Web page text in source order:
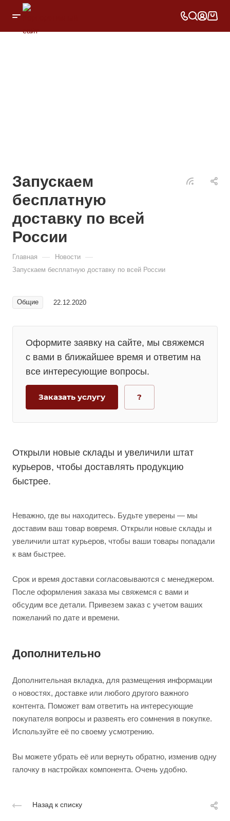
Запускаем
бесплатную
доставку по всей
России
Главная — Новости —
Запускаем бесплатную доставку по всей России
Общие 22.12.2020
Оформите заявку на сайте, мы свяжемся
с вами в ближайшее время и ответим на
все интересующие вопросы.
Заказать услугу ?
Открыли новые склады и увеличили штат
курьеров, чтобы доставлять продукцию
быстрее.
Неважно, где вы находитесь. Будьте уверены — мы
доставим ваш товар вовремя. Открыли новые склады и
увеличили штат курьеров, чтобы ваши товары попадали
к вам быстрее.
Срок и время доставки согласовываются с менеджером.
После оформления заказа мы свяжемся с вами и
обсудим все детали. Привезем заказ с учетом ваших
пожеланий по дате и времени.
Дополнительно
Дополнительная вкладка, для размещения информации
о новостях, доставке или любого другого важного
контента. Поможет вам ответить на интересующие
покупателя вопросы и развеять его сомнения в покупке.
Используйте её по своему усмотрению.
Вы можете убрать её или вернуть обратно, изменив одну
галочку в настройках компонента. Очень удобно.
Назад к списку